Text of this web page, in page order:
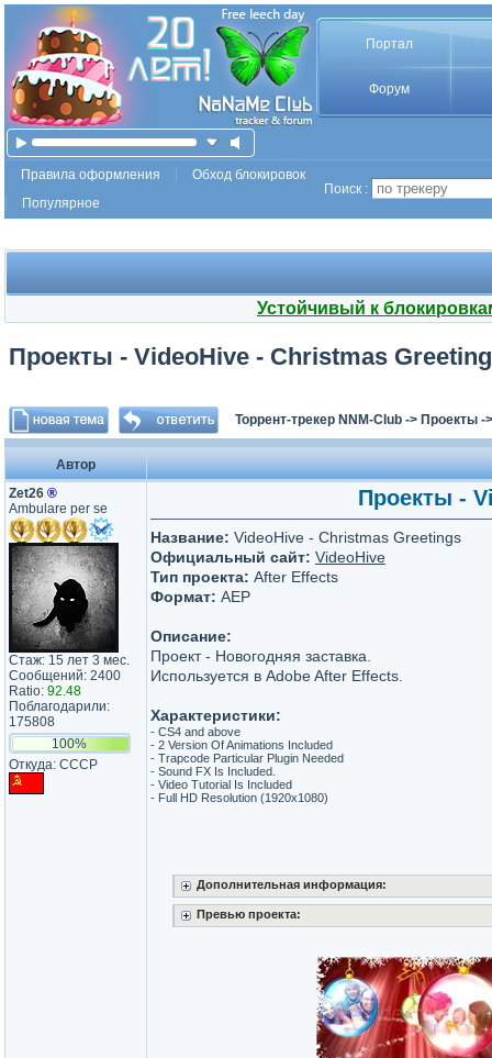
Портал
Форум
Правила оформления
Обход блокировок
Популярное
Поиск :
Устойчивый к
Проекты - VideoHive - Christmas
Торрент-трекер NNM-Club -> Проекты -
Автор
Zet26 ®
Ambulare per se
Стаж: 15 лет 3 мес.
Сообщений: 2400
Ratio: 92.48
Поблагодарили:
175808
100%
Откуда: СССР
Проекты -
Название: VideoHive - Christmas Greetings
Официальный сайт: VideoHive
Тип проекта: After Effects
Формат: AEP
Описание:
Проект - Новогодняя заставка.
Используется в Adobe After Effects.
Характеристики:
- CS4 and above
- 2 Version Of Animations Included
- Trapcode Particular Plugin Needed
- Sound FX Is Included.
- Video Tutorial Is Included
- Full HD Resolution (1920х1080)
Дополнительная информация:
Превью проекта: